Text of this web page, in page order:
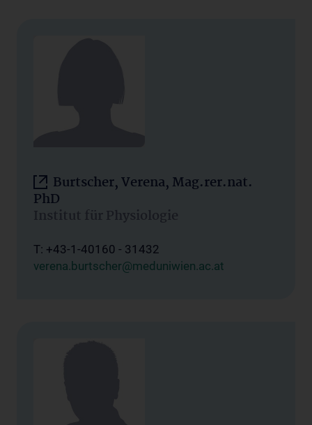
Burtscher, Verena, Mag.rer.nat.
PhD
Institut für Physiologie
T: +43-1-40160 - 31432
verena.burtscher@meduniwien.ac.at